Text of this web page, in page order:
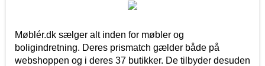
Møblér.dk sælger alt inden for møbler og
boligindretning. Deres prismatch gælder både på
webshoppen og i deres 37 butikker. De tilbyder desuden